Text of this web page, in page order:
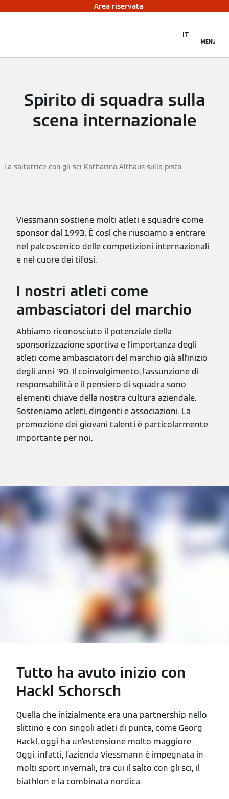
Area riservata
MENU
IT
Spirito di squadra sulla
scena internazionale
La saltatrice con gli sci Katharina Althaus sulla pista.
Viessmann sostiene molti atleti e squadre come
sponsor dal 1993. È così che riusciamo a entrare
nel palcoscenico delle competizioni internazionali
e nel cuore dei tifosi.
I nostri atleti come
ambasciatori del marchio
Abbiamo riconosciuto il potenziale della
sponsorizzazione sportiva e l'importanza degli
atleti come ambasciatori del marchio già all'inizio
degli anni '90. Il coinvolgimento, l'assunzione di
responsabilità e il pensiero di squadra sono
elementi chiave della nostra cultura aziendale.
Sosteniamo atleti, dirigenti e associazioni. La
promozione dei giovani talenti è particolarmente
importante per noi.
Tutto ha avuto inizio con
Hackl Schorsch
Quella che inizialmente era una partnership nello
slittino e con singoli atleti di punta, come Georg
Hackl, oggi ha un’estensione molto maggiore.
Oggi, infatti, l’azienda Viessmann è impegnata in
molti sport invernali, tra cui il salto con gli sci, il
biathlon e la combinata nordica.